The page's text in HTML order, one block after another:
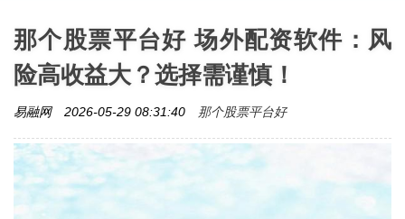
那个股票平台好 场外配资软件：风
险高收益大？选择需谨慎！
易融网 2026-05-29 08:31:40 那个股票平台好